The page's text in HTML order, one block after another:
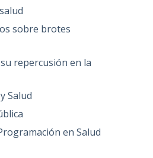
sobre brotes
repercusión en la
Salud
en Salud